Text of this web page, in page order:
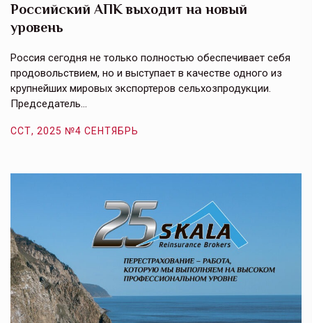
Российский АПК выходит на новый
уровень
Россия сегодня не только полностью обеспечивает себя
продовольствием, но и выступает в качестве одного из
крупнейших мировых экспортеров сельхозпродукции.
Председатель…
ССТ, 2025 №4 СЕНТЯБРЬ